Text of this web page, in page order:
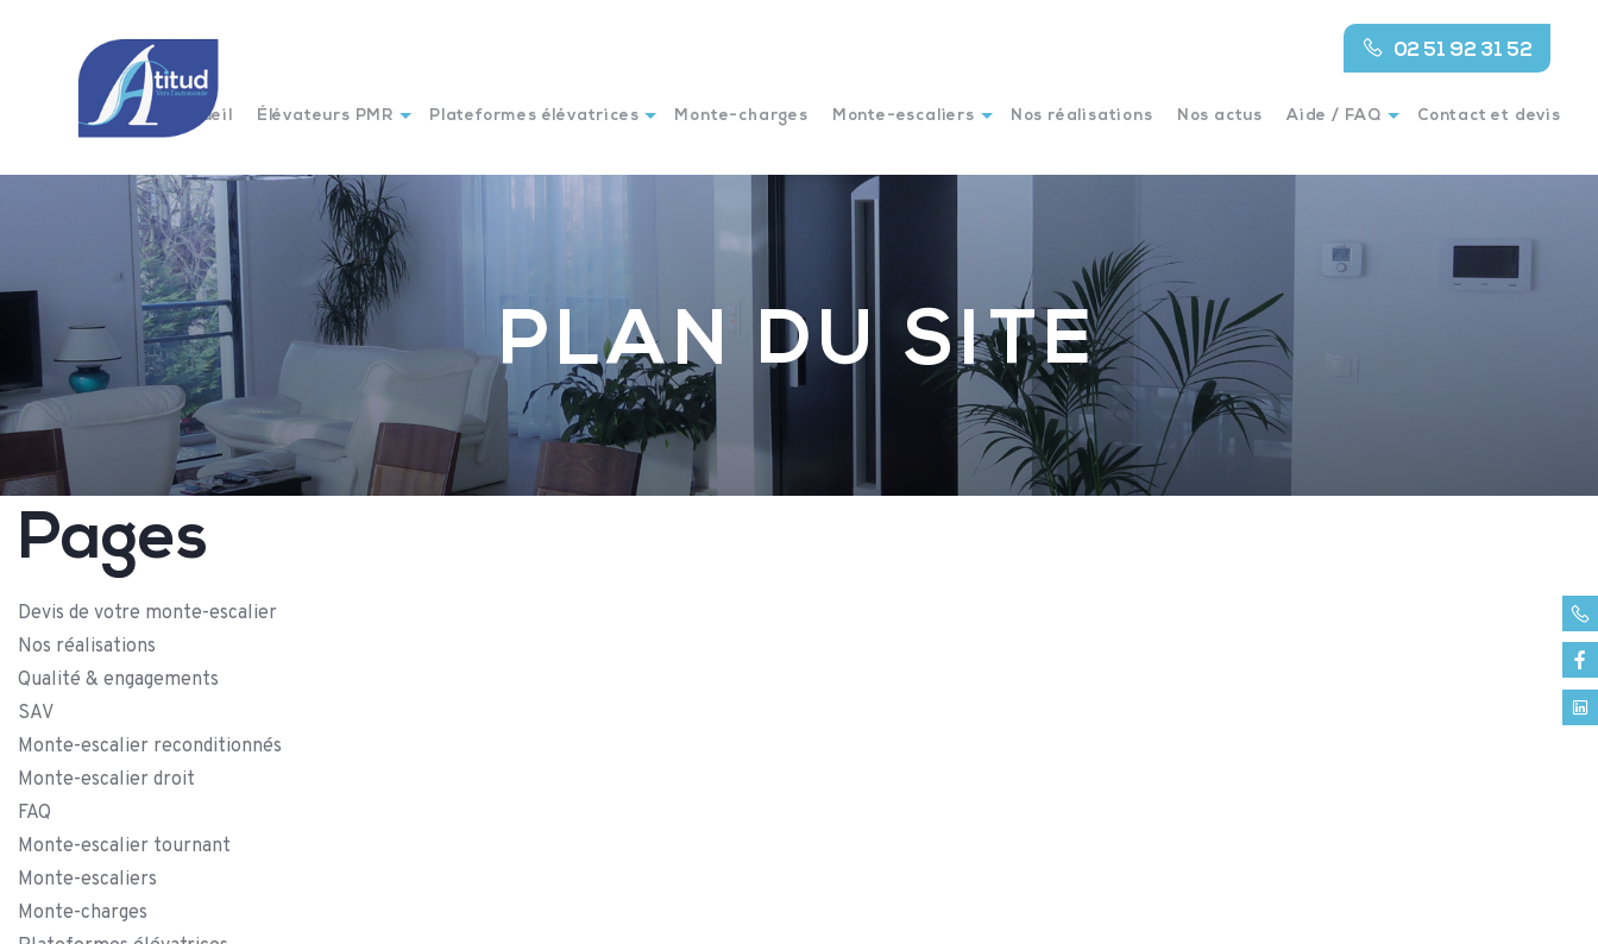
02 51 92 31 52
Accueil Élévateurs PMR Plateformes élévatrices Monte-charges Monte-escaliers Nos réalisations Nos actus Aide / FAQ Contact et devis
PLAN DU SITE
Pages
Devis de votre monte-escalier
Nos réalisations
Qualité & engagements
SAV
Monte-escalier reconditionnés
Monte-escalier droit
FAQ
Monte-escalier tournant
Monte-escaliers
Monte-charges